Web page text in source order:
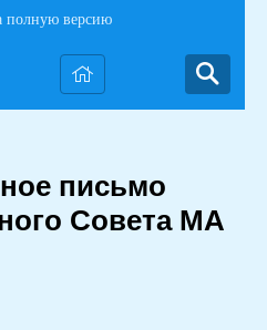
полную версию
письмо
Совета МА